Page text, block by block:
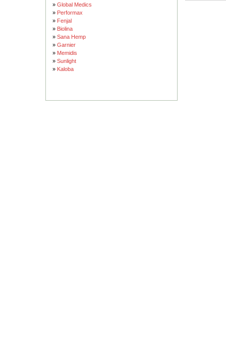
» Global Medics
» Performax
» Fenjal
» Biolina
» Sana Hemp
» Garnier
» Memidis
» Sunlight
» Kaloba